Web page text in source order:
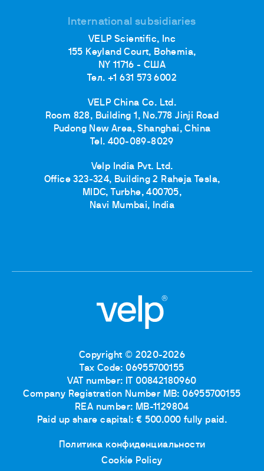
International subsidiaries
VELP Scientific, Inc
155 Keyland Court, Bohemia,
NY 11716 - США
Тел. +1 631 573 6002
VELP China Co. Ltd.
Room 828, Building 1, No.778 Jinji Road
Pudong New Area, Shanghai, China
Tel. 400-089-8029
Velp India Pvt. Ltd.
Office 323-324, Building 2 Raheja Tesla,
MIDC, Turbhe, 400705,
Navi Mumbai, India
Copyright © 2020-2026
Tax Code: 06955700155
VAT number: IT 00842180960
Company Registration Number MB: 06955700155
REA number: MB-1129804
Paid up share capital: € 500.000 fully paid.
Политика конфиденциальности
Cookie Policy